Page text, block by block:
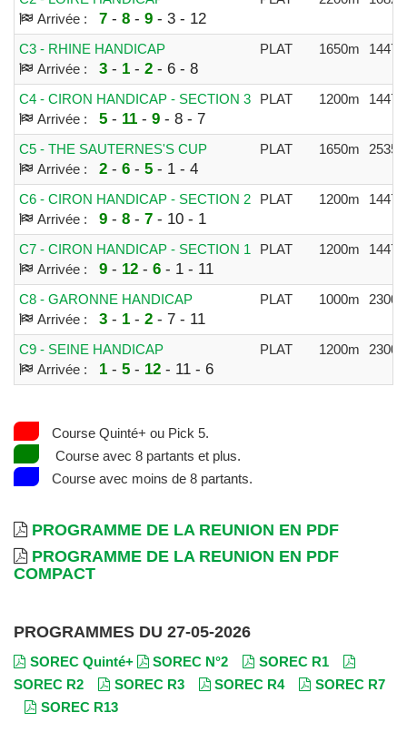
Arrivée :
7- 8- 9- 3 - 12
C3 - RHINE HANDICAP
Arrivée :
3- 1 - 2- 6 - 8
PLAT 1650m
C4 - CIRON HANDICAP - SECTION 3
Arrivée :
5- 11 - 9- 8 - 7
PLAT 1200m
C5 - THE SAUTERNES'S CUP
Arrivée :
2- 6- 5- 1 - 4
PLAT 1650m
C6 - CIRON HANDICAP - SECTION 2
Arrivée :
9- 8- 7- 10 - 1
PLAT 1200m
C7 - CIRON HANDICAP - SECTION 1
Arrivée :
9- 12- 6- 1 - 11
PLAT 1200m
C8 - GARONNE HANDICAP
Arrivée :
3- 1 - 2- 7 - 11
PLAT 1000m
C9 - SEINE HANDICAP
Arrivée :
1 - 5- 12- 11 - 6
PLAT 1200m
Course Quinté+ ou Pick 5.
Course avec 8 partants et plus.
Course avec moins de 8 partants.
PROGRAMME DE LA REUNION EN PDF
PROGRAMME DE LA REUNION EN PDF
COMPACT
PROGRAMMES DU 27-05-2026
SOREC Quinté+ SOREC N°2
SOREC R1
SOREC R2
SOREC R3 SOREC R4
SOREC R7
SOREC R13